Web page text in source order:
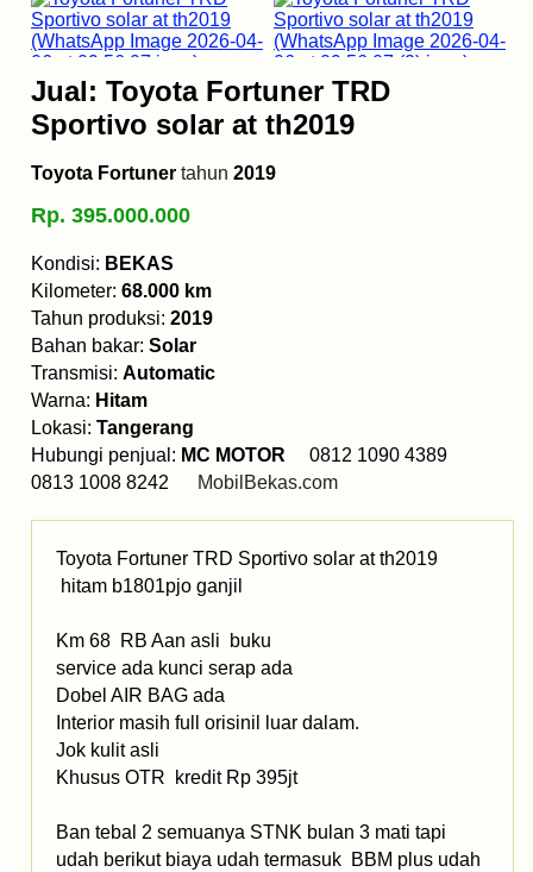
Jual: Toyota Fortuner TRD
Sportivo solar at th2019
Toyota Fortuner tahun 2019
Rp. 395.000.000
Kondisi: BEKAS
Kilometer: 68.000 km
Tahun produksi: 2019
Bahan bakar: Solar
Transmisi: Automatic
Warna: Hitam
Lokasi: Tangerang
Hubungi penjual: MC MOTOR 0812 1090 4389
0813 1008 8242
MobilBekas.com
Toyota Fortuner TRD Sportivo solar at th2019
hitam b1801pjo ganjil
Km 68 RB Aan asli buku
service ada kunci serap ada
Dobel AIR BAG ada
Interior masih full orisinil luar dalam.
Jok kulit asli
Khusus OTR kredit Rp 395jt
Ban tebal 2 semuanya STNK bulan 3 mati tapi
udah berikut biaya udah termasuk BBM plus udah